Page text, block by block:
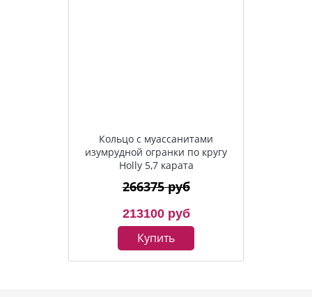
Кольцо с муассанитами
изумрудной огранки по кругу
Holly 5,7 карата
266375 руб
213100 руб
Купить